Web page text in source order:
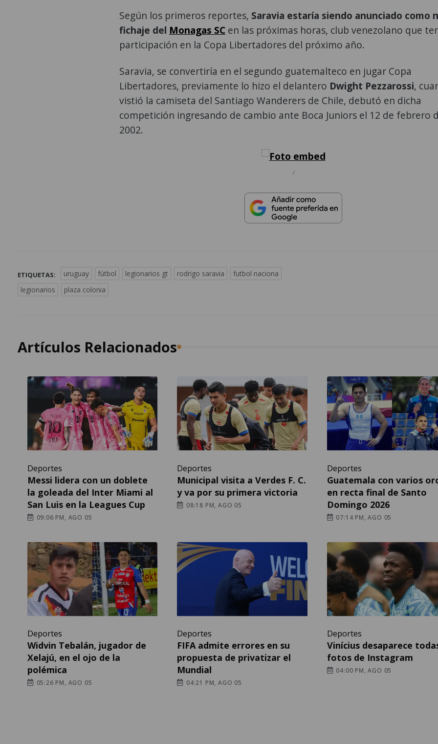
Según los primeros reportes, Saravia estaría siendo anunciado como
fichaje del Monagas SC en las próximas horas, club venezolano que
participación en la Copa Libertadores del próximo año.
Saravia, se convertiría en el segundo guatemalteco en jugar Copa
Libertadores, previamente lo hizo el delantero Dwight Pezzarossi,
vistió la camiseta del Santiago Wanderers de Chile, debutó en dicha
competición ingresando de cambio ante Boca Juniors el 12 de febrero
2002.
/
ETIQUETAS: uruguay fútbol legionarios gt rodrigo saravia
futbol naciona
legionarios
plaza colonia
Artículos Relacionados
Deportes
Messi lidera con un doblete
la goleada del Inter Miami al
San Luis en la Leagues Cup
09:06 PM, AGO 05
Deportes
Municipal visita a Verdes F. C.
y va por su primera victoria
08:18 PM, AGO 05
Deportes
Guatemala con varios
en recta final de Santo
Domingo 2026
07:14 PM, AGO 05
Deportes
Widvin Tebalán, jugador de
Xelajú, en el ojo de la
polémica
05:26 PM, AGO 05
Deportes
FIFA admite errores en su
propuesta de privatizar el
Mundial
04:21 PM, AGO 05
Deportes
Vinícius desaparece
fotos de Instagram
04:00 PM, AGO 05